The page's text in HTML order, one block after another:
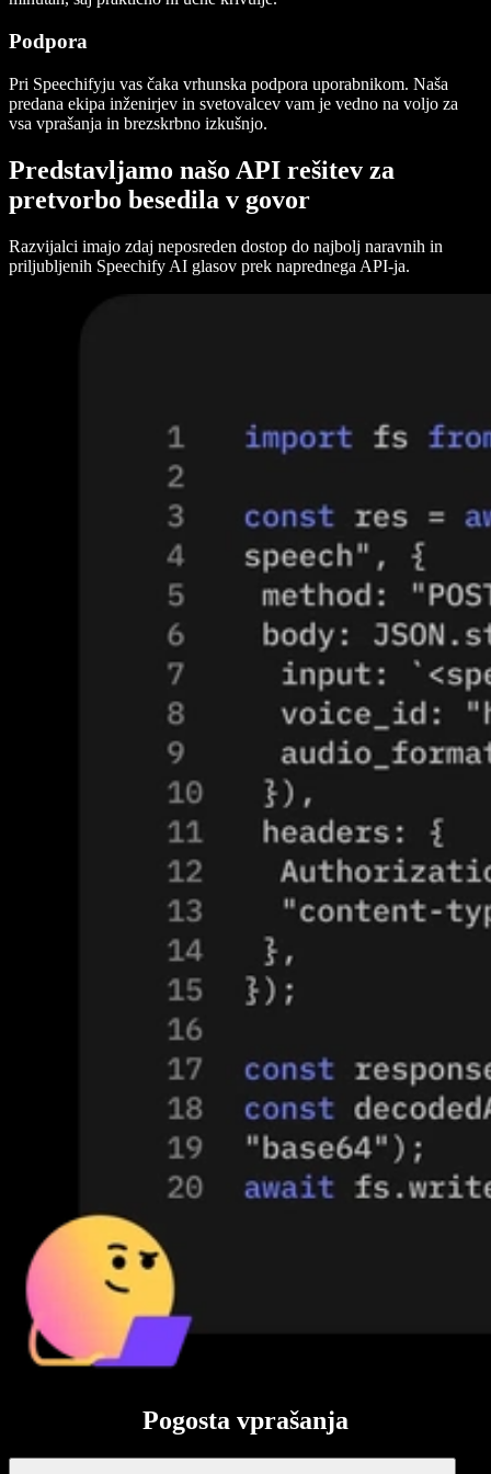
Podpora
Pri Speechifyju vas čaka vrhunska podpora uporabnikom. Naša
predana ekipa inženirjev in svetovalcev vam je vedno na voljo za
vsa vprašanja in brezskrbno izkušnjo.
Predstavljamo našo API rešitev za
pretvorbo besedila v govor
Razvijalci imajo zdaj neposreden dostop do najbolj naravnih in
priljubljenih Speechify AI glasov prek naprednega API-ja.
Pogosta vprašanja